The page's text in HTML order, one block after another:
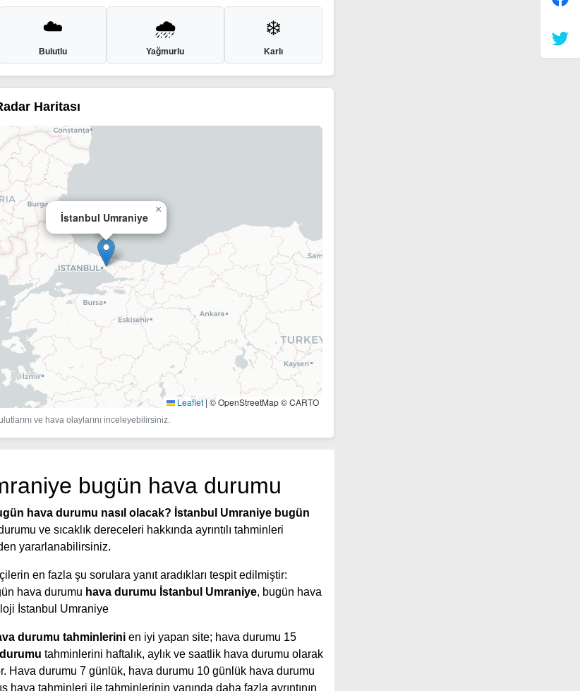
☁️
Bulutlu
🌧️
Yağmurlu
❄️
Karlı
Haritası
İstanbul Umraniye
×
Leaflet | © OpenStreetMap © CARTO
ve hava olaylarını inceleyebilirsiniz.
bugün hava durumu
hava durumu nasıl olacak? İstanbul Umraniye bugün
ve sıcaklık dereceleri hakkında ayrıntılı tahminleri
yararlanabilirsiniz.
en fazla şu sorulara yanıt aradıkları tespit edilmiştir:
hava durumu hava durumu İstanbul Umraniye, bugün hava
İstanbul Umraniye
durumu tahminlerini en iyi yapan site; hava durumu 15
tahminlerini haftalık, aylık ve saatlik hava durumu olarak
Hava durumu 7 günlük, hava durumu 10 günlük hava durumu
hava tahminleri ile tahminlerinin yanında daha fazla ayrıntının